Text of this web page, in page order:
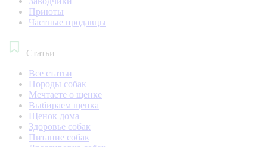
Приюты
Частные продавцы
Статьи
Все статьи
Породы собак
Мечтаете о щенке
Выбираем щенка
Щенок дома
Здоровье собак
Питание собак